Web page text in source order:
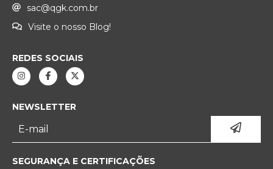
sac@qgk.com.br
Visite o nosso Blog!
REDES SOCIAIS
NEWSLETTER
SEGURANÇA E CERTIFICAÇÕES